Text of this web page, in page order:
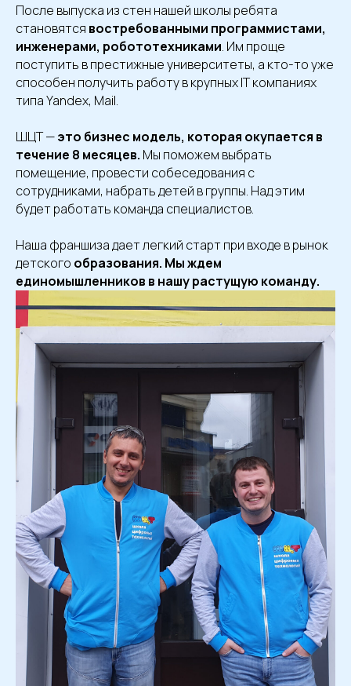
После выпуска из стен нашей школы ребята
становятся востребованными программистами,
инженерами, робототехниками. Им проще
поступить в престижные университеты, а кто-то уже
способен получить работу в крупных IT компаниях
типа Yandex, Mail.
ШЦТ —это бизнес модель, которая окупается в
течение 8 месяцев. Мы поможем выбрать
помещение, провести собеседования с
сотрудниками, набрать детей в группы. Над этим
будет работать команда специалистов.
Наша франшиза дает легкий старт при входе в рынок
детского образования. Мы ждем
единомышленников в нашу растущую команду.